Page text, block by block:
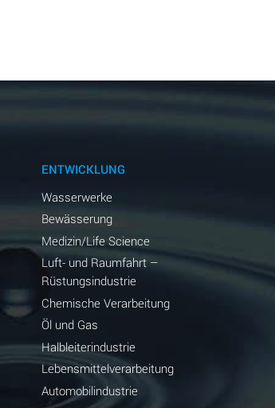
ENTWICKLUNG
Wasserwerke
Bewässerung
Medizin/Life Science
Luft- und Raumfahrt –
Rüstungsindustrie
Chemische Verarbeitung
Öl und Gas
Halbleiterindustrie
Lebensmittelverarbeitung
Automobilindustrie